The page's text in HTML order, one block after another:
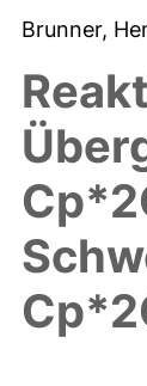
Brunner,